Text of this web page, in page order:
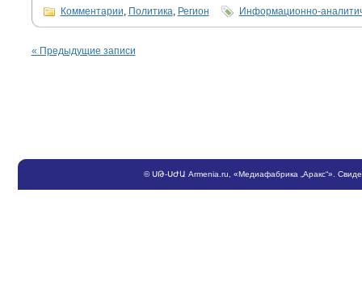
Комментарии, Политика, Регион Информационно-
« Предыдущие записи
©ՍԹ-ՍԺԱ Armenia.ru , «Медиафабрика „Аракс“».